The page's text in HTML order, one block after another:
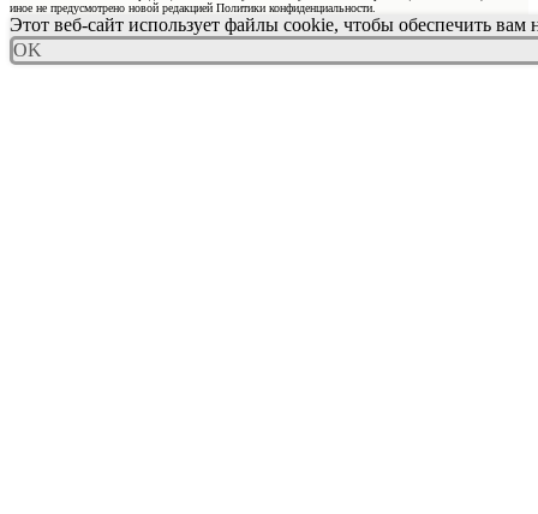
иное не предусмотрено новой редакцией Политики конфиденциальности.
Этот веб-сайт использует файлы cookie, чтобы обеспечить вам
OK